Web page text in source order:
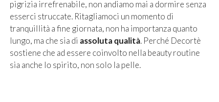
pigrizia irrefrenabile, non andiamo mai a dormire senza
esserci struccate. Ritagliamoci un momento di
tranquillità a fine giornata, non ha importanza quanto
lungo, ma che sia di assoluta qualità. Perché Decortè
sostiene che ad essere coinvolto nella beauty routine
sia anche lo spirito, non solo la pelle.